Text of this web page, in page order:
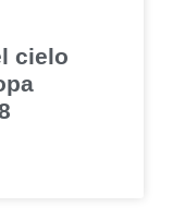
cielo